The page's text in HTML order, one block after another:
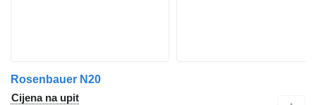
Rosenbauer N20
Cijena na upit